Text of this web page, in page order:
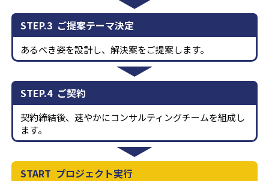
STEP.3 ご提案テーマ決定
あるべき姿を設計し、解決案をご提案します。
STEP.4 ご契約
契約締結後、速やかにコンサルティングチームを組成し
ます。
START プロジェクト実行